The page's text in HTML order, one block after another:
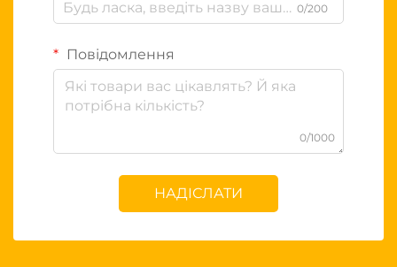
0/200
Повідомлення
0/1000
НАДІСЛАТИ